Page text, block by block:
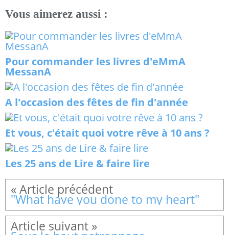
Vous aimerez aussi :
Pour commander les livres d'eMmA
MessanA
A l'occasion des fêtes de fin d'année
Et vous, c'était quoi votre rêve à 10 ans ?
Les 25 ans de Lire & faire lire
"What have you done to my heart"